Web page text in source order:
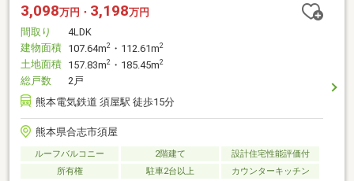
3,098万円・ 3,198万円
間取り
4LDK
建物面積 107.64m2 ・112.61m2
土地面積 157.83m2 ・185.45m2
総戸数
2戸
熊本電気鉄道 須屋駅 徒歩15分
熊本県合志市須屋
ルーフバルコニー 2階建て
設計住宅性能評価付
所有権
駐車2台以上 カウンターキッチン